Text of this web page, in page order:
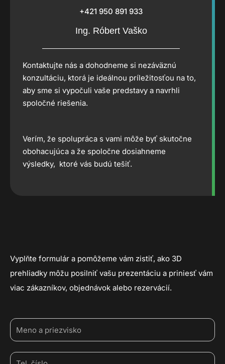
+421 950 891 933
Ing. Róbert Vaško
Kontaktujte nás a dohodneme si nezáväznú
konzultáciu, ktorá je ideálnou príležitosťou na to,
aby sme si vypočuli vaše predstavy a navrhli
spoločné riešenia.
Verím, že spolupráca s vami môže byť skutočne
obohacujúca a že spoločne dosiahneme
výsledky, ktoré vás budú tešiť.
Vyplňte formulár a pomôžeme vám zistiť, ako 3D
prehliadky môžu posilniť vašu prezentáciu a priniesť vám
viac zákazníkov, objednávok alebo rezervácií.
Meno
Tel.